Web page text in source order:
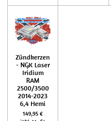
Zündkerzen
- NGK Laser
Iridium
RAM
2500/3500
2014-2023
6,4 Hemi
149,95 €